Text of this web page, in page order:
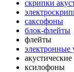
скрипки
саксофоны
блок-флейты
флейты
электронные
ксилофоны